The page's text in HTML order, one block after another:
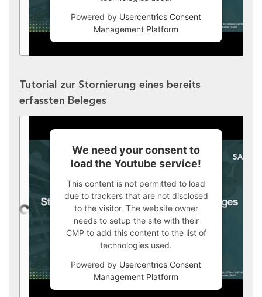
Powered by Usercentrics Consent
Management Platform
Tutorial zur Stornierung eines bereits
erfassten Beleges
We need your consent to
load the Youtube service!
This content is not permitted to load
due to trackers that are not disclosed
to the visitor. The website owner
needs to setup the site with their
CMP to add this content to the list of
technologies used.
Powered by Usercentrics Consent
Management Platform